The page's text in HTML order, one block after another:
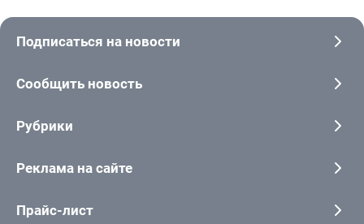
Подписаться на новости
Сообщить новость
Рубрики
Реклама на сайте
Прайс-лист